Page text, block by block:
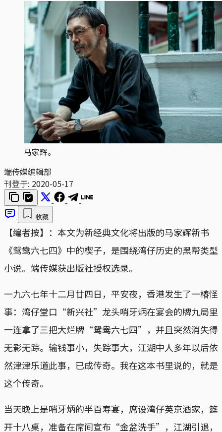
马家辉。
端传媒编辑部
刊登于: 2020-05-17
收藏
【编者按】：本文为新经典文化将出版的马家辉新书
《鸳鸯六七四》中的楔子，是围绕湾仔历史的黑帮类型
小说。端传媒获出版社授权选录。
一九六七年十二月廿四日，平安夜，香港发生了一椿怪
事：湾仔堂口“新兴社”龙头哨牙炳在宴会的牌九局里
一连拿了三把大烂牌“鸳鸯六七四”，并且突然消失得
无影无踪。输钱事小，失踪事大，江湖中人多年以后依
然津津乐道此事，已成传奇。我在这本书里说的，就是
这个传奇。
当天晚上是哨牙炳的半百寿宴，席设湾仔英京酒家，筵
开十八桌，准备在席间宣布“金盆洗手”，江湖引退，